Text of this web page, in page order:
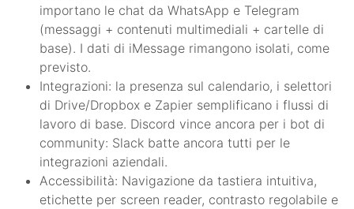
importano le chat da WhatsApp e Telegram
(messaggi + contenuti multimediali + cartelle di
base). I dati di iMessage rimangono isolati, come
previsto.
Integrazioni: la presenza sul calendario, i selettori
di Drive/Dropbox e Zapier semplificano i flussi di
lavoro di base. Discord vince ancora per i bot di
community: Slack batte ancora tutti per le
integrazioni aziendali.
Accessibilità: Navigazione da tastiera intuitiva,
etichette per screen reader, contrasto regolabile e